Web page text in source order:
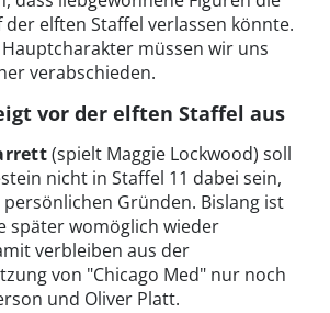
der elften Staffel verlassen könnte.
müssen wir uns
verabschieden.
vor der elften Staffel aus
(spielt Maggie Lockwood) soll
nicht in Staffel 11 dabei sein,
persönlichen Gründen. Bislang ist
später womöglich wieder
verbleiben aus der
von "Chicago Med" nur noch
und Oliver Platt.